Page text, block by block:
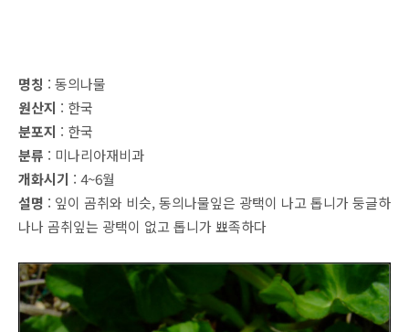
명칭 : 동의나물
원산지 : 한국
분포지 : 한국
분류 : 미나리아재비과
개화시기 : 4~6월
설명 : 잎이 곰취와 비슷, 동의나물잎은 광택이 나고 톱니가 둥글하
나나 곰취잎는 광택이 없고 톱니가 뾰족하다